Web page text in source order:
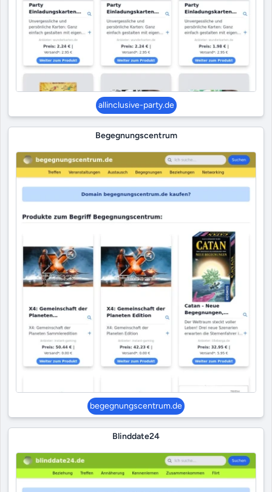
allinclusive-party.de
Begegnungscentrum
begegnungscentrum.de
Blinddate24